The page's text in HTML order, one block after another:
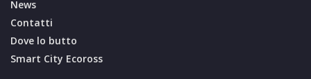
News
Contatti
Dove lo butto
Smart City Ecoross